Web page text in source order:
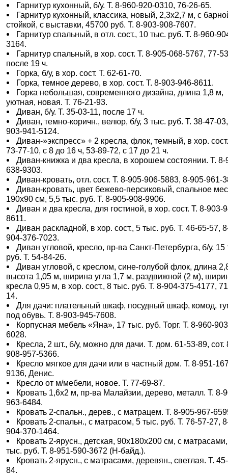
Гарнитур кухонный, б/у. Т. 8-960-920-0310, 76-26-65.
Гарнитур кухонный, классика, новый, 2,3х2,7 м, с
стойкой, с выставки, 45700 руб. Т. 8-903-908-7607.
Гарнитур спальный, в отл. сост., 10 тыс. руб. Т. 8-960-
3164.
Гарнитур спальный, в хор. сост. Т. 8-905-068-5767, 77-
после 19 ч.
Горка, б/у, в хор. сост. Т. 62-61-70.
Горка, темное дерево, в хор. сост. Т. 8-903-946-8611.
Горка небольшая, современного дизайна, длина 1,8 м,
уютная, новая. Т. 76-21-93.
Диван, б/у. Т. 35-03-11, после 17 ч.
Диван, темно-коричн., велюр, б/у, 3 тыс. руб. Т. 38-47-
903-941-5124.
Диван-»экспресс» + 2 кресла, флок, темный, в хор.
73-77-10, с 8 до 16 ч, 53-89-72, с 17 до 21 ч.
Диван-книжка и два кресла, в хорошем состоянии. Т. 8-
638-9303.
Диван-кровать, отл. сост. Т. 8-905-906-5883, 8-905-961-
Диван-кровать, цвет бежево-персиковый, спальное
190х90 см, 5,5 тыс. руб. Т. 8-905-908-9906.
Диван и два кресла, для гостиной, в хор. сост. Т. 8-903-
8611.
Диван раскладной, в хор. сост., 5 тыс. руб. Т. 46-65-57,
904-376-7023.
Диван угловой, кресло, пр-ва Санкт-Петербурга, б/у, 15
руб. Т. 54-84-26.
Диван угловой, с креслом, сине-голубой флок, длина
высота 1,05 м, ширина угла 1,7 м, раздвижной (2 м),
кресла 0,95 м, в хор. сост., 8 тыс. руб. Т. 8-904-375-4177,
14.
Для дачи: плательный шкаф, посудный шкаф, комод,
под обувь. Т. 8-903-945-7608.
Корпусная мебель «Яна», 17 тыс. руб. Торг. Т. 8-960-
6028.
Кресла, 2 шт., б/у, можно для дачи. Т. дом. 61-53-89, сот.
908-957-5366.
Кресло мягкое для дачи или в частный дом. Т. 8-951-
9136, Денис.
Кресло от м/мебели, новое. Т. 77-69-87.
Кровать 1,6х2 м, пр-ва Малайзии, дерево, металл. Т. 8-
963-6484.
Кровать 2-спальн., дерев., с матрацем. Т. 8-905-967-
Кровать 2-спальн., с матрасом, 5 тыс. руб. Т. 76-57-27,
904-370-1464.
Кровать 2-ярусн., детская, 90х180х200 см, с
тыс. руб. Т. 8-951-590-3672 (Н-байд.).
Кровать 2-ярусн., с матрасами, деревян., светлая. Т.
84.